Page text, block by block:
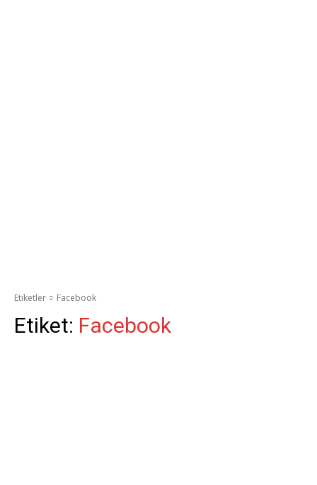
Etiketler Facebook
Etiket: Facebook